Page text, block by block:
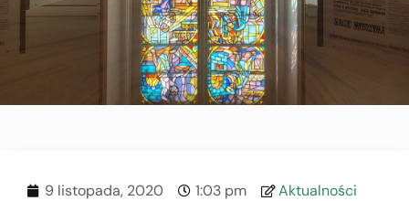
9 listopada, 2020 1:03 pm Aktualności